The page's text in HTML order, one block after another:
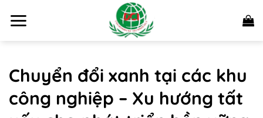
qua
Chuyển đổi xanh tại các khu
công nghiệp – Xu hướng tất